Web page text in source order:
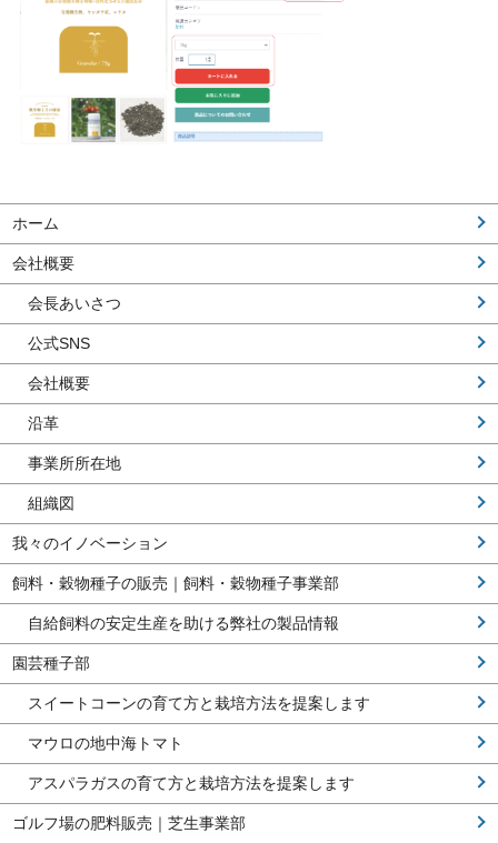
ホーム
会社概要
会長あいさつ
公式SNS
会社概要
沿革
事業所所在地
組織図
我々のイノベーション
飼料・穀物種子の販売｜飼料・穀物種子事業部
自給飼料の安定生産を助ける弊社の製品情報
園芸種子部
スイートコーンの育て方と栽培方法を提案します
マウロの地中海トマト
アスパラガスの育て方と栽培方法を提案します
ゴルフ場の肥料販売｜芝生事業部